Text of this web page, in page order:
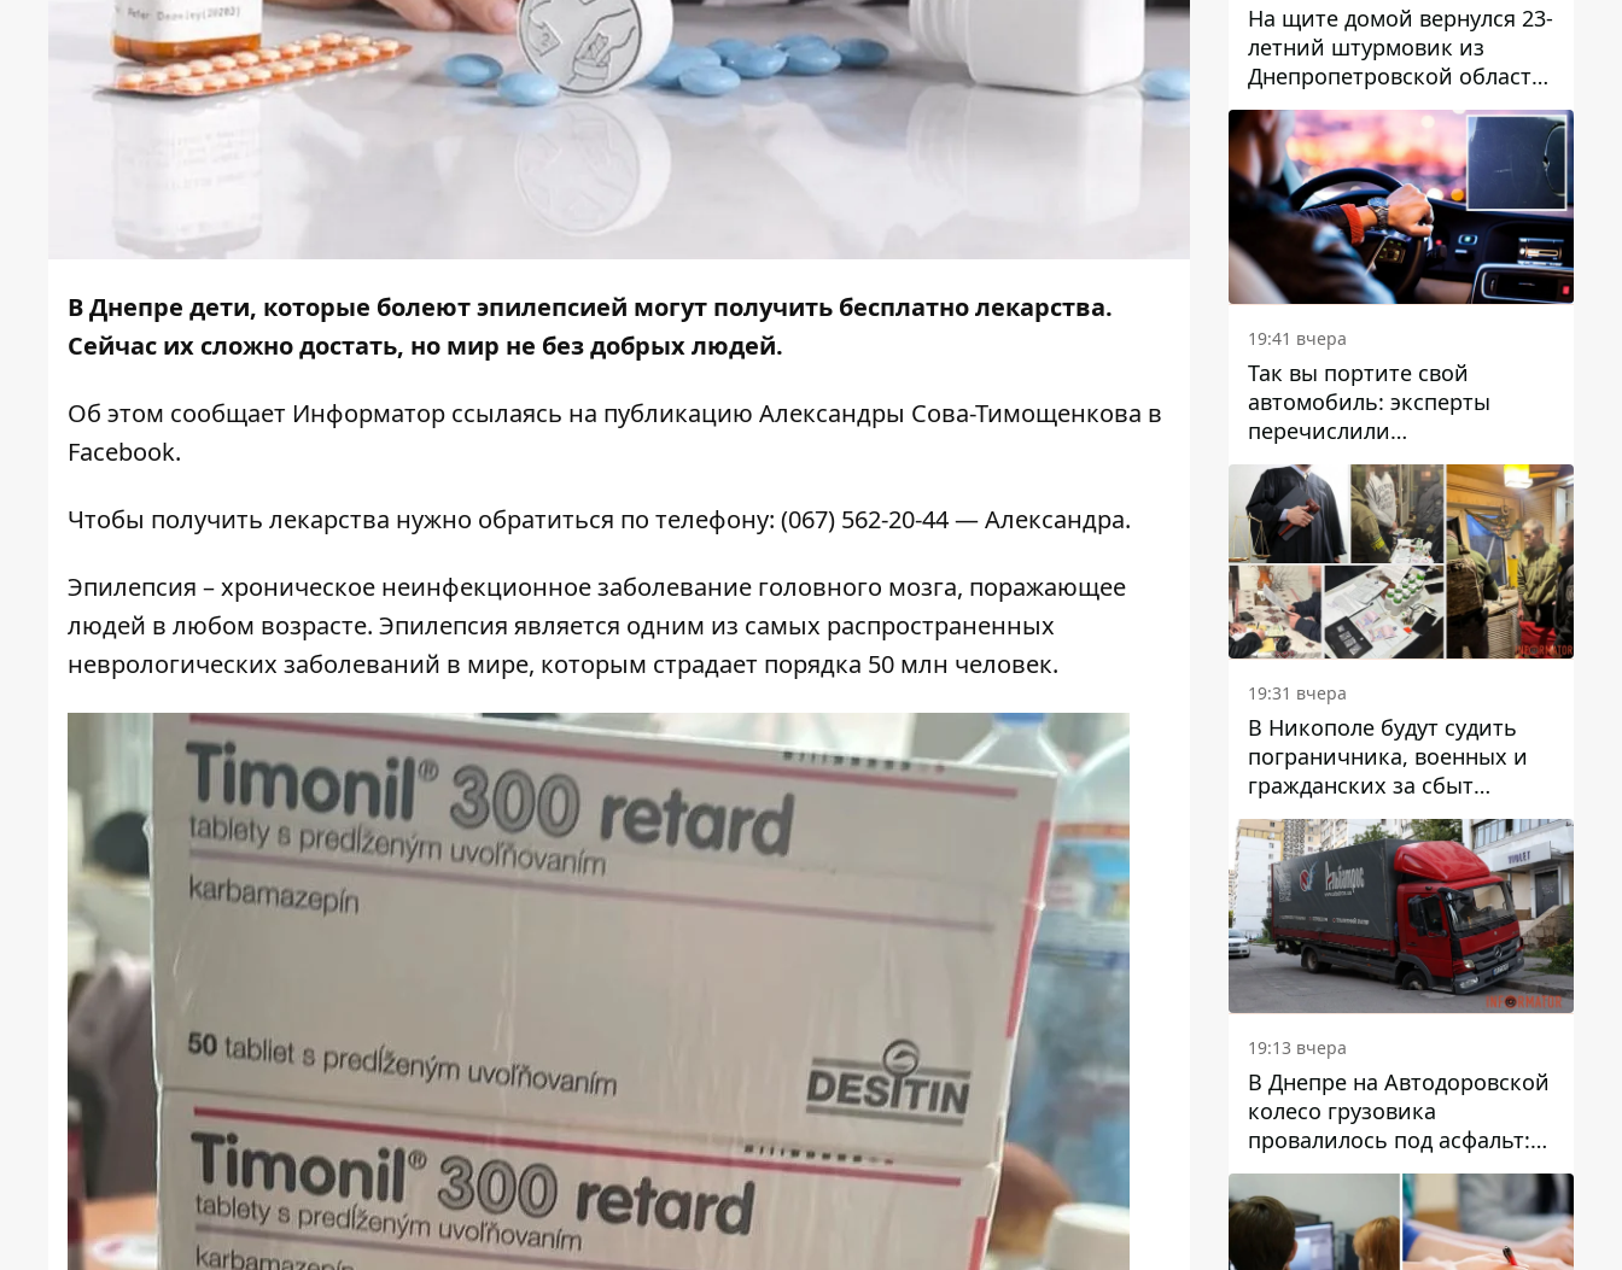
В Днепре дети, которые болеют эпилепсией могут получить бесплатно лекарства.
Сейчас их сложно достать, но мир не без добрых людей.
Об этом сообщает Информатор ссылаясь на публикацию Александры Сова-Тимощенкова в
Facebook.
Чтобы получить лекарства нужно обратиться по телефону: (067) 562-20-44— Александра.
Эпилепсия – хроническое неинфекционное заболевание головного мозга, поражающее
людей в любом возрасте. Эпилепсия является одним из самых распространенных
неврологических заболеваний в мире, которым страдает порядка 50 млн человек.
На щите домой вернулся 23-
летний штурмовик из
Днепропетровской области
Богдан Бескровный
19:41 вчера
Так вы портите свой
автомобиль: эксперты
перечислили
распространенные
привычки водителей,
которые на самом деле
вредят машине
19:31 вчера
В Никополе будут судить
пограничника, военных и
гражданских за сбыт
психотропов
19:13 вчера
В Днепре на Автодоровской
колесо грузовика
провалилось под асфальт:
движение заблокировано